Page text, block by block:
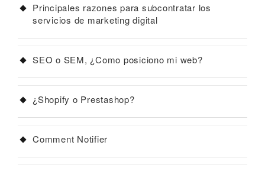
Principales razones para subcontratar los
servicios de marketing digital
SEO o SEM, ¿Como posiciono mi web?
¿Shopify o Prestashop?
Comment Notifier